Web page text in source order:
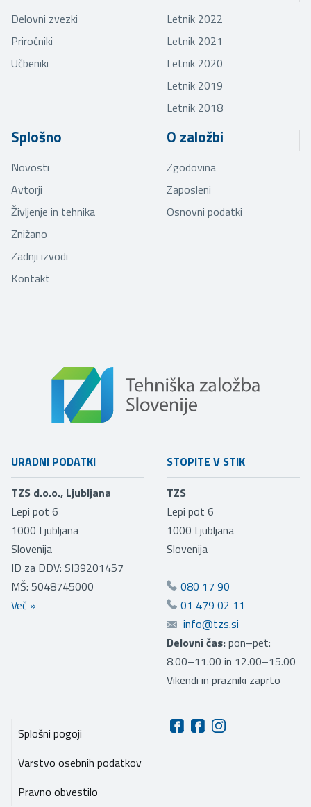
Delovni zvezki
Priročniki
Učbeniki
Letnik 2022
Letnik 2021
Letnik 2020
Letnik 2019
Letnik 2018
Splošno
Novosti
Avtorji
Življenje in tehnika
Znižano
Zadnji izvodi
Kontakt
O založbi
Zgodovina
Zaposleni
Osnovni podatki
URADNI PODATKI
TZS d.o.o., Ljubljana
Lepi pot 6
1000 Ljubljana
Slovenija
ID za DDV: SI39201457
MŠ: 5048745000
Več »
STOPITE V STIK
TZS
Lepi pot 6
1000 Ljubljana
Slovenija
080 17 90
01 479 02 11
info@tzs.si
Delovni čas:pon–pet:
8.00–11.00 in 12.00–15.00
Vikendi in prazniki zaprto
Splošni pogoji
Varstvo osebnih podatkov
Pravno obvestilo